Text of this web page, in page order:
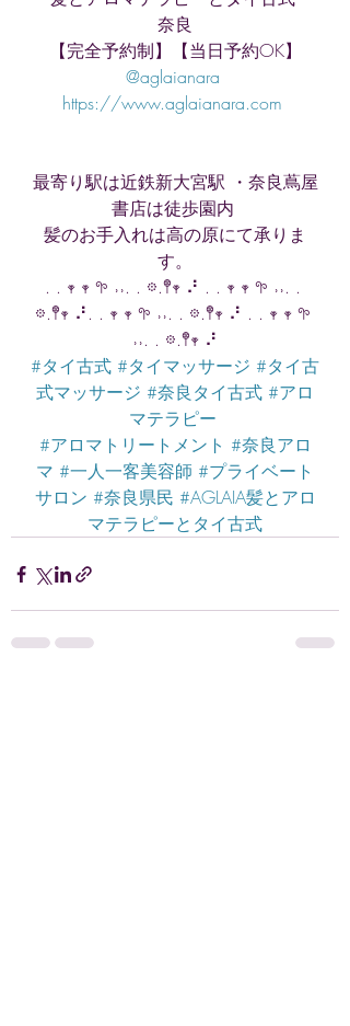
奈良
【完全予約制】【当日予約OK】
@aglaianara
https://www.aglaianara.com
最寄り駅は近鉄新大宮駅 ・奈良蔦屋
書店は徒歩園内
髪のお手入れは高の原にて承りま
す。
. . 𖥧 𖥧 𖧧 ˒˒. . 𖡼.𖤣𖥧 ⠜ . . 𖥧 𖥧 𖧧 ˒˒. .
𖡼.𖤣𖥧 ⠜. . 𖥧 𖥧 𖧧 ˒˒. . 𖡼.𖤣𖥧 ⠜ . . 𖥧 𖥧 𖧧
˒˒. . 𖡼.𖤣𖥧 ⠜
#タイ古式 #タイマッサージ #タイ古
式マッサージ #奈良タイ古式 #アロ
マテラピー
#アロマトリートメント #奈良アロ
マ #一人一客美容師 #プライベート
サロン #奈良県民 #AGLAIA髪とアロ
マテラピーとタイ古式